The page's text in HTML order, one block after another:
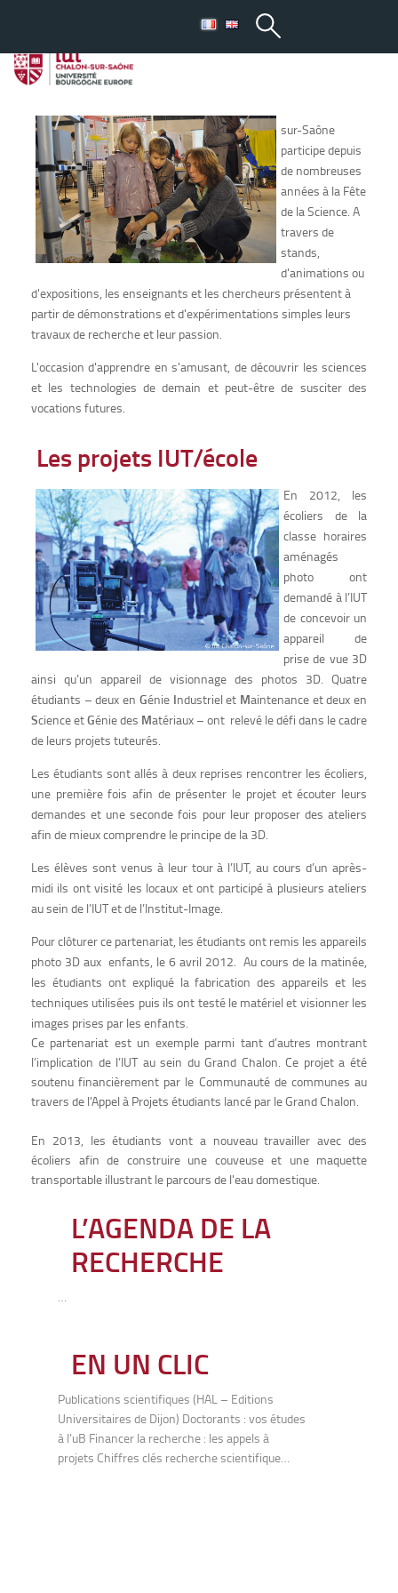
Culture scientifique
La Fête de la science
sur-Saône
participe depuis
de nombreuses
années à la Fête
de la Science. A
travers de
stands,
d'animations ou
d'expositions, les enseignants et les chercheurs présentent à
partir de démonstrations et d'expérimentations simples leurs
travaux de recherche et leur passion.
L'occasion d'apprendre en s'amusant, de découvrir les sciences
et les technologies de demain et peut-être de susciter des
vocations futures.
Les projets IUT/école
En 2012, les
écoliers de la
classe horaires
aménagés
photo ont
demandé à l’IUT
de concevoir un
appareil de
prise de vue 3D
ainsi qu’un appareil de visionnage des photos 3D. Quatre
étudiants – deux en Génie Industriel et Maintenance et deux en
Science etGénie des Matériaux – ont relevé le défi dans le cadre
de leurs projets tuteurés.
Les étudiants sont allés à deux reprises rencontrer les écoliers,
une première fois afin de présenter le projet et écouter leurs
demandes et une seconde fois pour leur proposer des ateliers
afin de mieux comprendre le principe de la 3D.
Les élèves sont venus à leur tour à l’IUT, au cours d’un après-
midi ils ont visité les locaux et ont participé à plusieurs ateliers
au sein de l’IUT et de l’Institut-Image.
Pour clôturer ce partenariat, les étudiants ont remis les appareils
photo 3D aux enfants, le 6 avril 2012. Au cours de la matinée,
les étudiants ont expliqué la fabrication des appareils et les
techniques utilisées puis ils ont testé le matériel et visionner les
images prises par les enfants.
Ce partenariat est un exemple parmi tant d’autres montrant
l’implication de l’IUT au sein du Grand Chalon. Ce projet a été
soutenu financièrement par le Communauté de communes au
travers de l'Appel à Projets étudiants lancé par le Grand Chalon.
En 2013, les étudiants vont a nouveau travailler avec des
écoliers afin de construire une couveuse et une maquette
transportable illustrant le parcours de l'eau domestique.
L’AGENDA DE LA
RECHERCHE
…
EN UN CLIC
Publications scientifiques (HAL – Editions
Universitaires de Dijon) Doctorants : vos études
à l’uB Financer la recherche : les appels à
projets Chiffres clés recherche scientifique…